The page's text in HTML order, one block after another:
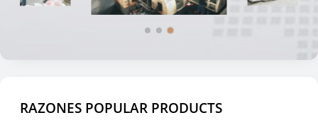
RAZONES POPULAR PRODUCTS